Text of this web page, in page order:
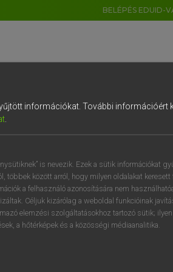
BELÉPÉS EDUID-
nagyszótár
információkat. További információért
.
is nevezik. Ezek a sütik információkat
többek között arról, hogy milyen oldalakat keresett
a felhasználó azonosítására nem
Céljuk kizárólag a weboldal funkcióinak
elemzési szolgáltatásokhoz tartozó sütik;
a hőtérképek és a közösségi médiaanalitika.
4 5 6 7 8 9
r t z u i
f g h j k l é
c v b n m , .